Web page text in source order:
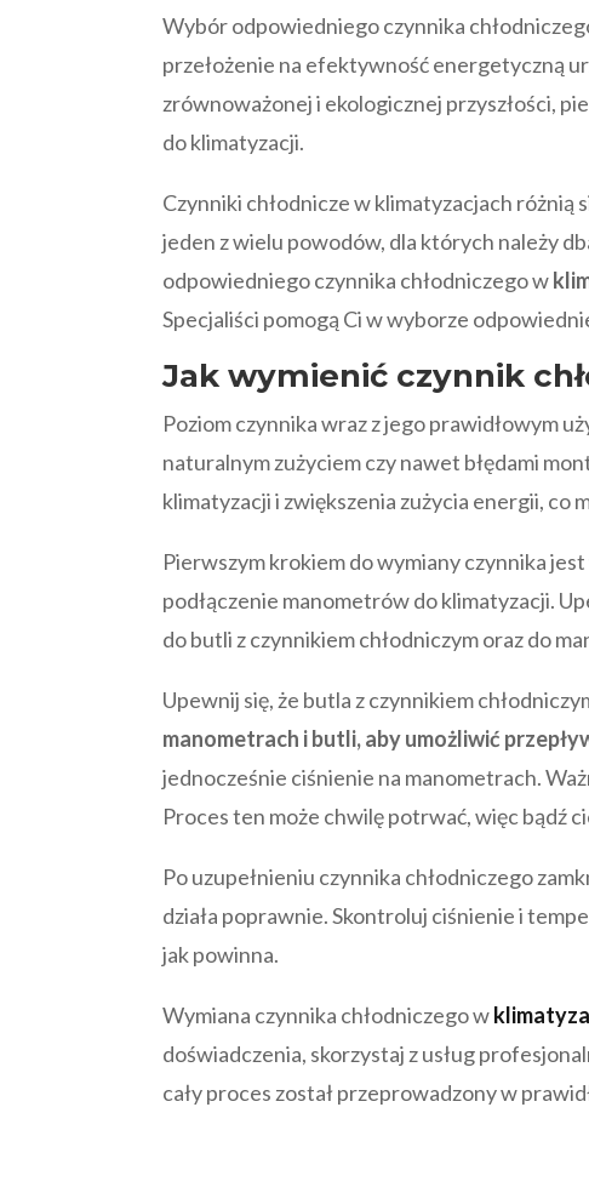
Wybór odpowiedniego czynnika
przełożenie na efektywność energetyczną
zrównoważonej i ekologicznej przyszłości,
do klimatyzacji.
Czynniki chłodnicze w klimatyzacjach różnią
jeden z wielu powodów, dla których należy
odpowiedniego czynnika chłodniczego w
Specjaliści pomogą Ci w wyborze
Jak wymienić czynnik
Poziom czynnika wraz z jego prawidłowym
naturalnym zużyciem czy nawet błędami
klimatyzacji i zwiększenia zużycia energii, co
Pierwszym krokiem do wymiany czynnika jest
podłączenie manometrów do klimatyzacji.
do butli z czynnikiem chłodniczym oraz do
Upewnij się, że butla z czynnikiem
manometrach i butli, aby umożliwić
jednocześnie ciśnienie na manometrach.
Proces ten może chwilę potrwać, więc bądź
Po uzupełnieniu czynnika chłodniczego
działa poprawnie. Skontroluj ciśnienie i
jak powinna.
Wymiana czynnika chłodniczego w
doświadczenia, skorzystaj z usług
cały proces został przeprowadzony w